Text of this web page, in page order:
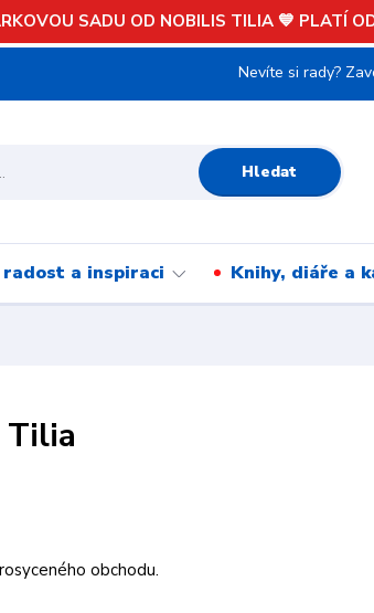
SADU OD NOBILIS TILIA 💙 PLATÍ
Hledat
Nevíte si rady?
radost a inspiraci Knihy, diáře a
Tilia
obchodu.